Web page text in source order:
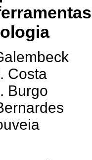
Costa
Burgo